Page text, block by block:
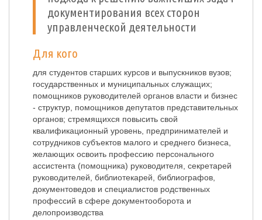
документирования всех сторон
управленческой деятельности
Для кого
для студентов старших курсов и выпускников вузов;
государственных и муниципальных служащих;
помощников руководителей органов власти и бизнес
- структур, помощников депутатов представительных
органов; стремящихся повысить свой
квалификационный уровень, предпринимателей и
сотрудников субъектов малого и среднего бизнеса,
желающих освоить профессию персонального
ассистента (помощника) руководителя, секретарей
руководителей, библиотекарей, библиографов,
документоведов и специалистов родственных
профессий в сфере документооборота и
делопроизводства